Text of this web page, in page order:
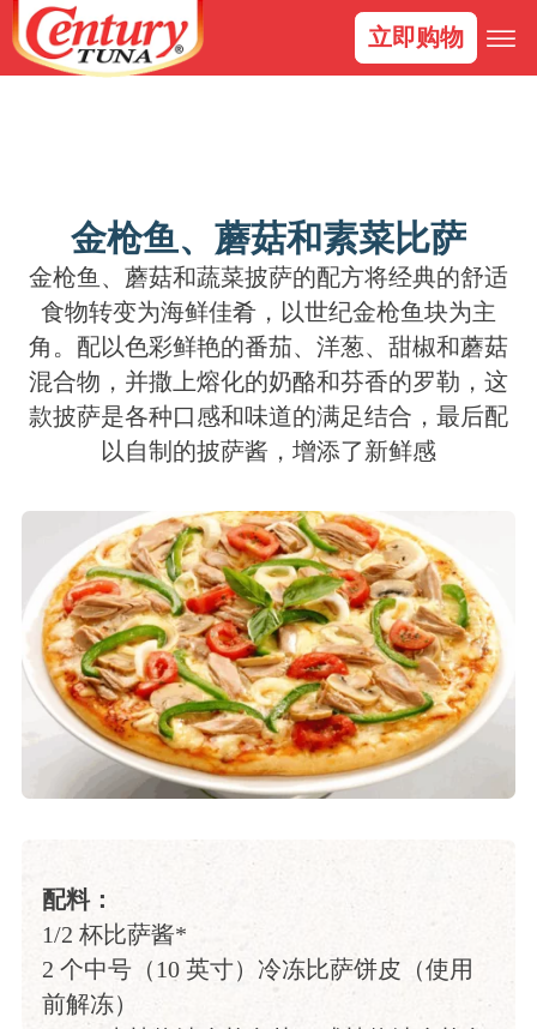
立即购物
金枪鱼、蘑菇和素菜比萨
金枪鱼、蘑菇和蔬菜披萨的配方将经典的舒适
食物转变为海鲜佳肴，以世纪金枪鱼块为主
角。配以色彩鲜艳的番茄、洋葱、甜椒和蘑菇
混合物，并撒上熔化的奶酪和芬香的罗勒，这
款披萨是各种口感和味道的满足结合，最后配
以自制的披萨酱，增添了新鲜感
配料：
1/2 杯比萨酱*
2 个中号（10 英寸）冷冻比萨饼皮（使用
前解冻）